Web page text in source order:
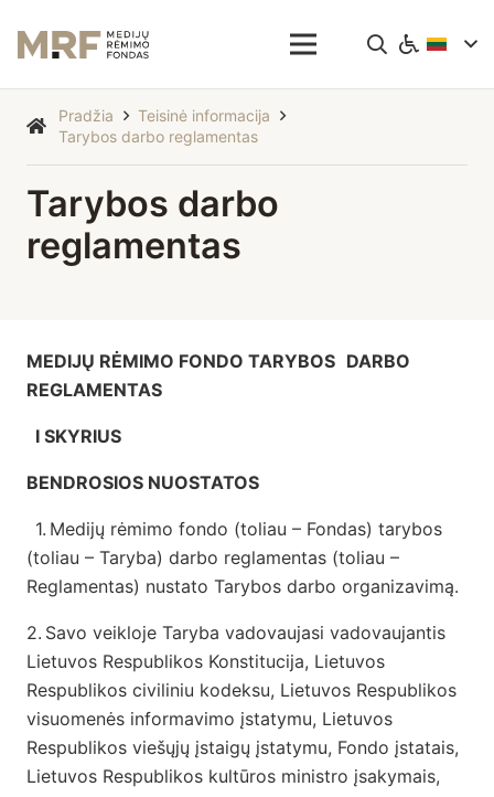
Pradžia
Teisinė informacija
Tarybos darbo reglamentas
Tarybos darbo
reglamentas
MEDIJŲ RĖMIMO FONDO TARYBOS DARBO
REGLAMENTAS
I SKYRIUS
BENDROSIOS NUOSTATOS
1. Medijų rėmimo fondo (toliau – Fondas) tarybos
(toliau – Taryba) darbo reglamentas (toliau –
Reglamentas) nustato Tarybos darbo organizavimą.
2. Savo veikloje Taryba vadovaujasi vadovaujantis
Lietuvos Respublikos Konstitucija, Lietuvos
Respublikos civiliniu kodeksu, Lietuvos Respublikos
visuomenės informavimo įstatymu, Lietuvos
Respublikos viešųjų įstaigų įstatymu, Fondo įstatais,
Lietuvos Respublikos kultūros ministro įsakymais,